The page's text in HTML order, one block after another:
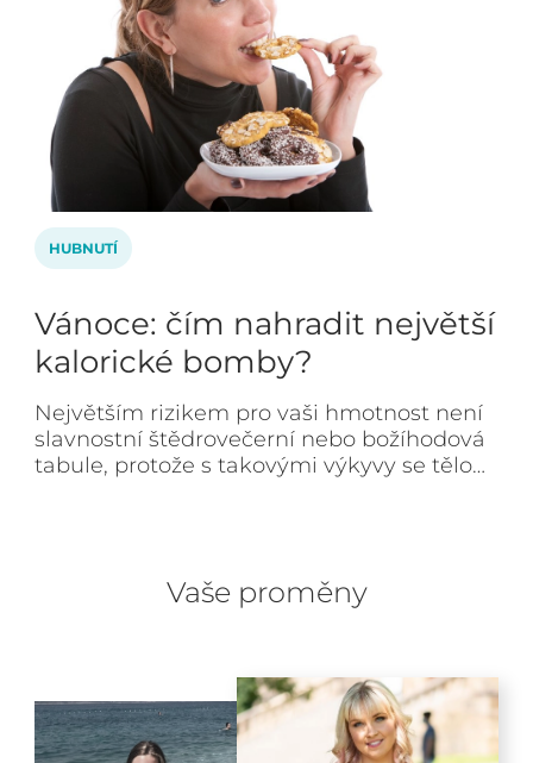
HUBNUTÍ
Vánoce: čím nahradit největší
kalorické bomby?
Největším rizikem pro vaši hmotnost není
slavnostní štědrovečerní nebo božíhodová
tabule, protože s takovými výkyvy se tělo…
Vaše proměny